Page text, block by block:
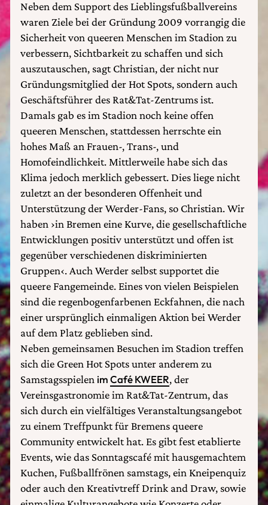
Neben dem Support des Lieblingsfußballvereins
waren Ziele bei der Gründung 2009 vorrangig die
Sicherheit von queeren Menschen im Stadion zu
verbessern, Sichtbarkeit zu schaffen und sich
auszutauschen, sagt Christian, der nicht nur
Gründungsmitglied der Hot Spots, sondern auch
Geschäftsführer des Rat&Tat-Zentrums ist.
Damals gab es im Stadion noch keine offen
queeren Menschen, stattdessen herrschte ein
hohes Maß an Frauen-, Trans-, und
Homofeindlichkeit. Mittlerweile habe sich das
Klima jedoch merklich gebessert. Dies liege nicht
zuletzt an der besonderen Offenheit und
Unterstützung der Werder-Fans, so Christian. Wir
haben ›in Bremen eine Kurve, die gesellschaftliche
Entwicklungen positiv unterstützt und offen ist
gegenüber verschiedenen diskriminierten
Gruppen‹. Auch Werder selbst supportet die
queere Fangemeinde. Eines von vielen Beispielen
sind die regenbogenfarbenen Eckfahnen, die nach
einer ursprünglich einmaligen Aktion bei Werder
auf dem Platz geblieben sind.
Neben gemeinsamen Besuchen im Stadion treffen
sich die Green Hot Spots unter anderem zu
Samstagsspielen imCafé KWEER, der
Vereinsgastronomie im Rat&Tat-Zentrum, das
sich durch ein vielfältiges Veranstaltungsangebot
zu einem Treffpunkt für Bremens queere
Community entwickelt hat. Es gibt fest etablierte
Events, wie das Sonntagscafé mit hausgemachtem
Kuchen, Fußballfrönen samstags, ein Kneipenquiz
oder auch den Kreativtreff Drink and Draw, sowie